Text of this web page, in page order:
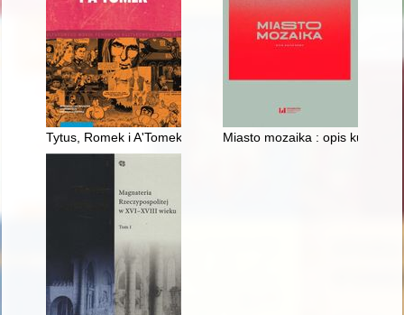
Tytus, Romek i A'Tomek i twórczość komiksowa Henryka J.
Miasto mozaika : opis kulturowy